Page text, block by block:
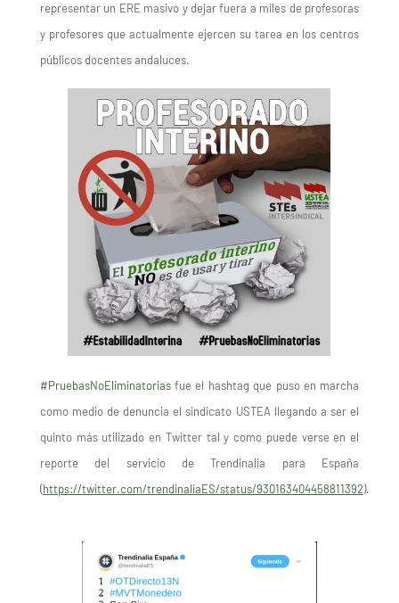
representar un ERE masivo y dejar fuera a miles de profesoras
y profesores que actualmente ejercen su tarea en los centros
públicos docentes andaluces.
#PruebasNoEliminatoriasfue el hashtag que puso en marcha
como medio de denuncia el sindicato USTEA llegando a ser el
quinto más utilizado en Twitter tal y como puede verse en el
reporte del servicio de Trendinalia para España
(https://twitter.com/trendinaliaES/status/930163404458811392).